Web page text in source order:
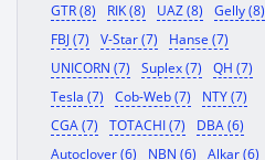
GTR (8)
RIK (8) UAZ (8)
Gelly (8)
FBJ (7)
V-Star (7)
Hanse (7)
UNICORN (7)
Suplex (7)
QH (7)
Tesla (7)
Cob-Web (7)
NTY (7)
CGA (7)
TOTACHI (7)
DBA (6)
Autoclover (6)
NBN (6)
Alkar (6)